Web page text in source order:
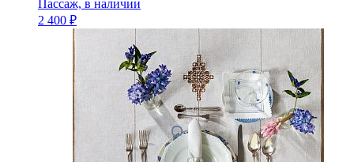
Пассаж, в наличии
2 400 ₽